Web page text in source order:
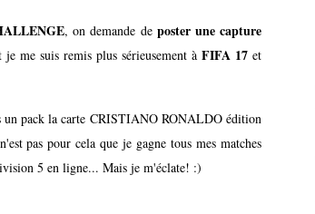
, on demande de poster une capture
je me suis remis plus sérieusement à FIFA 17 et
un pack la carte CRISTIANO RONALDO édition
pas pour cela que je gagne tous mes matches
5 en ligne... Mais je m'éclate! :)